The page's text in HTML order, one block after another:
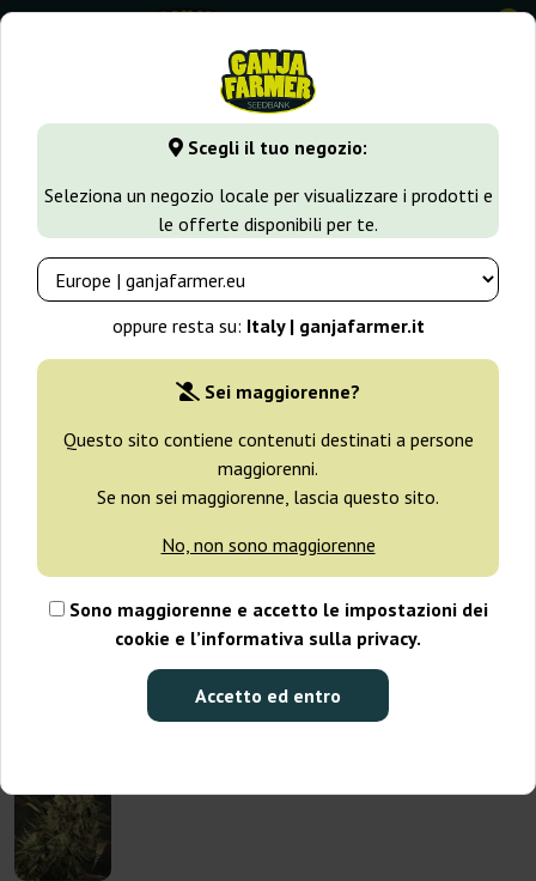
Scegli il tuo negozio:
Seleziona un negozio locale per visualizzare i prodotti e
le offerte disponibili per te.
oppure resta su: Italy | ganjafarmer.it
Sei maggiorenne?
Questo sito contiene contenuti destinati a persone
maggiorenni.
Se non sei maggiorenne, lascia questo sito.
No, non sono maggiorenne
Sono maggiorenne e accetto le impostazioni dei
cookie e l’informativa sulla privacy.
Accetto ed entro
0
GanjaFarmer.it Tipi di Semi Semi Femminizzati di